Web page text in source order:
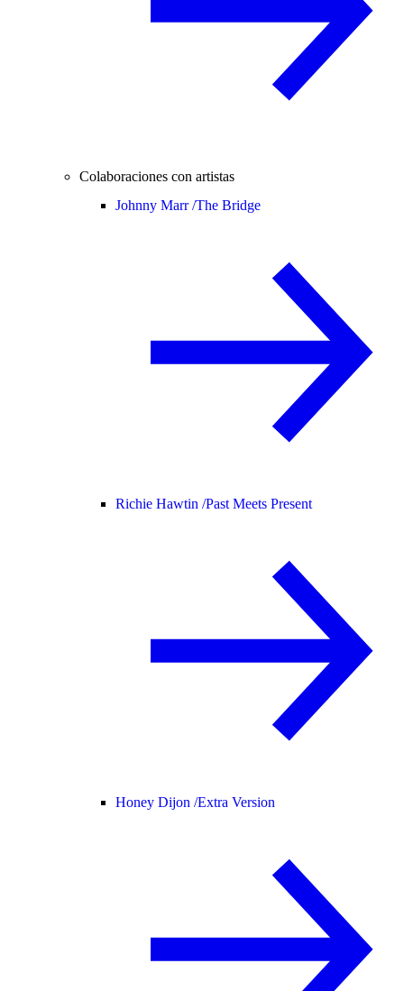
Colaboraciones con artistas
Johnny Marr /The Bridge
Richie Hawtin /Past Meets Present
Honey Dijon /Extra Version